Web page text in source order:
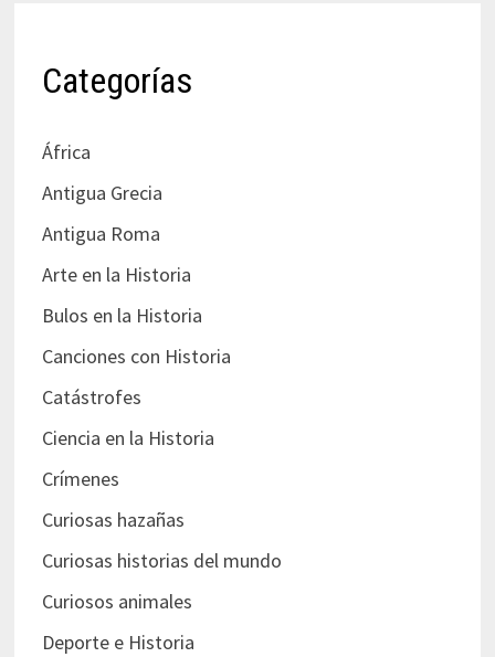
Categorías
África
Antigua Grecia
Antigua Roma
Arte en la Historia
Bulos en la Historia
Canciones con Historia
Catástrofes
Ciencia en la Historia
Crímenes
Curiosas hazañas
Curiosas historias del mundo
Curiosos animales
Deporte e Historia